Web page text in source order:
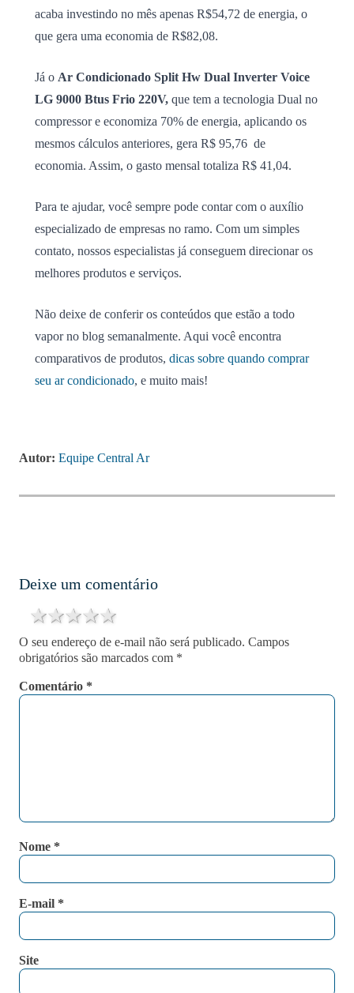
acaba investindo no mês apenas R$54,72 de energia, o
que gera uma economia de R$82,08.
Já o Ar Condicionado Split Hw Dual Inverter Voice
LG 9000 Btus Frio 220V, que tem a tecnologia Dual no
compressor e economiza 70% de energia, aplicando os
mesmos cálculos anteriores, gera R$ 95,76 de
economia. Assim, o gasto mensal totaliza R$ 41,04.
Para te ajudar, você sempre pode contar com o auxílio
especializado de empresas no ramo. Com um simples
contato, nossos especialistas já conseguem direcionar os
melhores produtos e serviços.
Não deixe de conferir os conteúdos que estão a todo
vapor no blog semanalmente. Aqui você encontra
comparativos de produtos, dicas sobre quando comprar
seu ar condicionado, e muito mais!
Autor: Equipe Central Ar
Deixe um comentário
4 stars
3 stars
2 stars
1 star
O seu endereço de e-mail não será publicado. Campos
obrigatórios são marcados com *
Comentário *
Nome *
E-mail *
Site